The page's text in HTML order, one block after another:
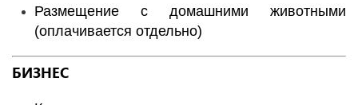
Размещение с домашними животными
(оплачивается отдельно)
БИЗНЕС